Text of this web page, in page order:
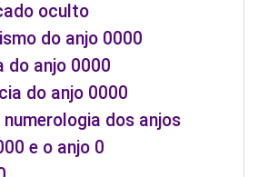
oculto
do anjo 0000
do anjo 0000
do anjo 0000
dos anjos
e o anjo 0